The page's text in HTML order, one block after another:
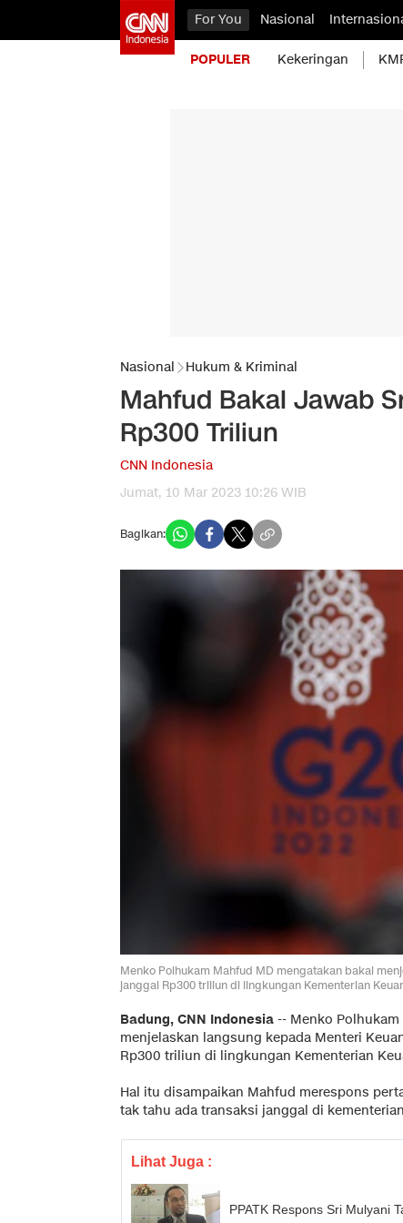
For You Nasional
POPULER Kekeringan
Nasional Hukum & Kriminal
Mahfud Bakal Jawab
Rp300 Triliun
CNN Indonesia
Jumat, 10 Mar 2023 10:26 WIB
Bagikan:
Menko Polhukam Mahfud MD mengatakan bakal
janggal Rp300 triliun di lingkungan Kementerian
Badung, CNN Indonesia -- Menko Polhukam
menjelaskan langsung kepada Menteri
Rp300 triliun di lingkungan Kementerian
Hal itu disampaikan Mahfud merespons
tak tahu ada transaksi janggal di
Lihat Juga :
PPATK Respons Sri Mulyani